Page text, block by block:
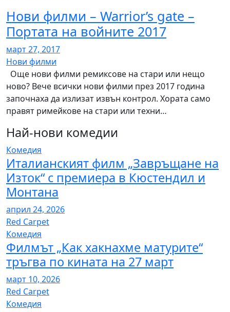
Нови филми – Warrior’s gate –
Портата на войните 2017
март 27, 2017
Нови филми
Още нови филми ремиксове на стари или нещо
ново? Вече всички нови филми през 2017 година
започнаха да излизат извън контрол. Хората само
правят римейкове на стари или техни…
Най-нови комедии
Комедия
Италианският филм „Завръщане на
Изток“ с премиера в Кюстендил и
Монтана
април 24, 2026
Red Carpet
Комедия
Филмът „Как хакнахме матурите“
тръгва по кината на 27 март
март 10, 2026
Red Carpet
Комедия